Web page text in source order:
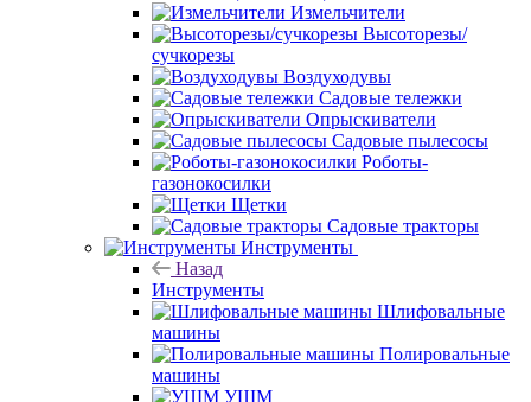
Измельчители
Высоторезы/
сучкорезы
Воздуходувы
Садовые тележки
Опрыскиватели
Садовые пылесосы
Роботы-
газонокосилки
Щетки
Садовые тракторы
Инструменты
Назад
Инструменты
Шлифовальные
машины
Полировальные
машины
УШМ